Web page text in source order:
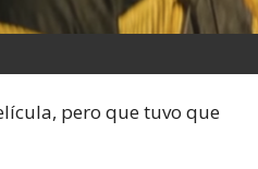
pero que tuvo que